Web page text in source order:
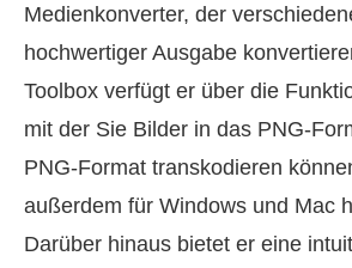
Medienkonverter, der
hochwertiger Ausgabe
Toolbox verfügt er über die
mit der Sie Bilder in das
PNG‑Format transkodieren
außerdem für Windows und Mac
Darüber hinaus bietet er eine